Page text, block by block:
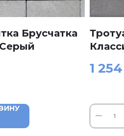
Брусчатка
1 254